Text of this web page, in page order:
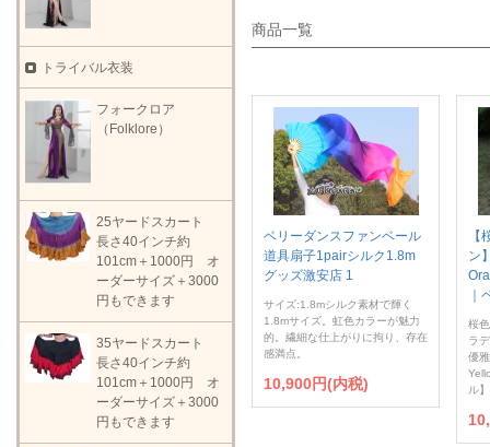
商品一覧
ベリーダンスファンベール
道具扇子1pairシルク1.8m
グッズ激安店 1
サイズ:1.8mシルク素材で輝く
1.8mサイズ。虹色カラーが魅力
的。繊細な仕上がりに拘り、存在
感満点。
10,900円(内税)
ン
桜
ラ
優
ル】
トライバル衣装
フォークロア
（Folklore）
25ヤードスカート
長さ40インチ約
101cm＋1000円 オ
ーダーサイズ＋3000
円もできます
35ヤードスカート
長さ40インチ約
101cm＋1000円 オ
ーダーサイズ＋3000
円もできます